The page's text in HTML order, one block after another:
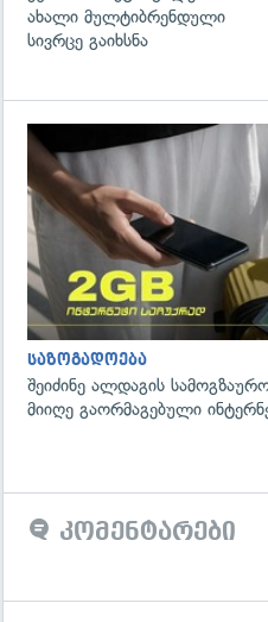
ახალი მულტიბრენდული
სივრცე გაიხსნა
საზოგადოება
შეიძინე ალდაგის
მიიღე გაორმაგებული
კომენტარები